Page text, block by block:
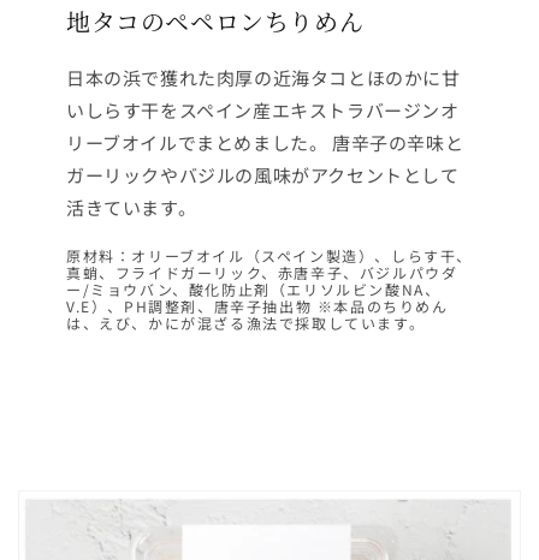
地タコのペペロンちりめん
日本の浜で獲れた肉厚の近海タコとほのかに甘
いしらす干をスペイン産エキストラバージンオ
リーブオイルでまとめました。 唐辛子の辛味と
ガーリックやバジルの風味がアクセントとして
活きています。
原材料：オリーブオイル（スペイン製造）、しらす干、
真蛸、フライドガーリック、赤唐辛子、バジルパウダ
ー/ミョウバン、酸化防止剤（エリソルビン酸NA、
V.E）、PH調整剤、唐辛子抽出物 ※本品のちりめん
は、えび、かにが混ざる漁法で採取しています。